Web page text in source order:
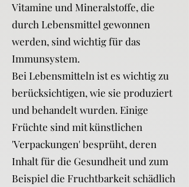
Vitamine und Mineralstoffe, die
durch Lebensmittel gewonnen
werden, sind wichtig für das
Immunsystem.
Bei Lebensmitteln ist es wichtig zu
berücksichtigen, wie sie produziert
und behandelt wurden. Einige
Früchte sind mit künstlichen
'Verpackungen' besprüht, deren
Inhalt für die Gesundheit und zum
Beispiel die Fruchtbarkeit schädlich